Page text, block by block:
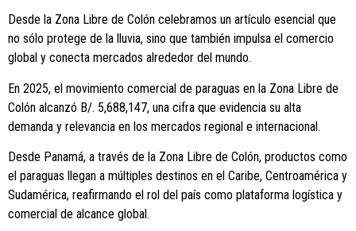
Desde la Zona Libre de Colón celebramos un artículo esencial que
no sólo protege de la lluvia, sino que también impulsa el comercio
global y conecta mercados alrededor del mundo.
En 2025, el movimiento comercial de paraguas en la Zona Libre de
Colón alcanzó B/. 5,688,147, una cifra que evidencia su alta
demanda y relevancia en los mercados regional e internacional.
Desde Panamá, a través de la Zona Libre de Colón, productos como
el paraguas llegan a múltiples destinos en el Caribe, Centroamérica y
Sudamérica, reafirmando el rol del país como plataforma logística y
comercial de alcance global.